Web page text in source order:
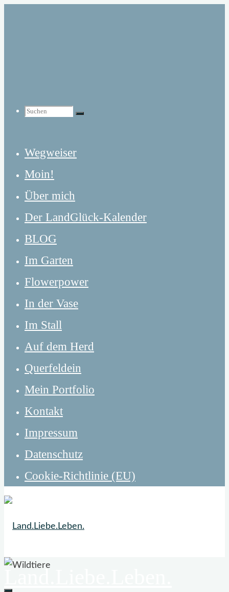
Suchen
Suchen
nach:
Suchen
Wegweiser
Moin!
Über mich
Der LandGlück-Kalender
BLOG
Im Garten
Flowerpower
In der Vase
Im Stall
Auf dem Herd
Querfeldein
Mein Portfolio
Kontakt
Impressum
Datenschutz
Cookie-Richtlinie (EU)